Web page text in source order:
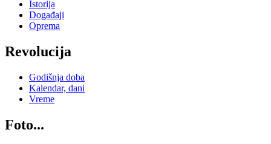
Istorija
Događaji
Oprema
Revolucija
Godišnja doba
Kalendar, dani
Vreme
Foto...